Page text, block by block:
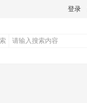
登录